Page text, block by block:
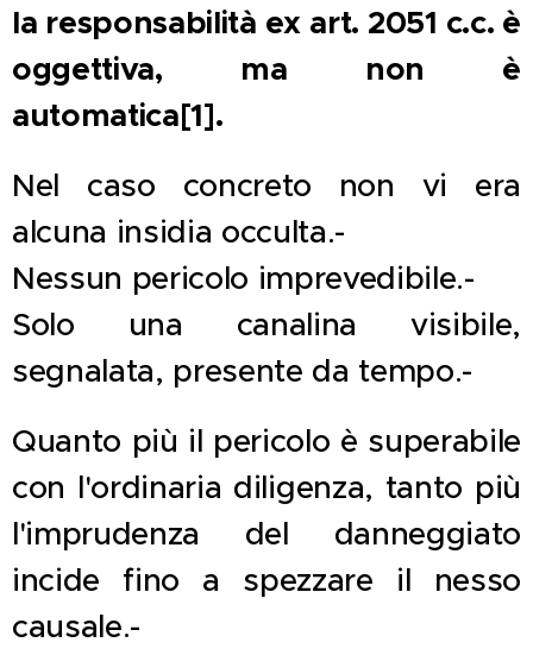
la responsabilità ex art. 2051 c.c. è
oggettiva, ma non è
automatica[1].
Nel caso concreto non vi era
alcuna insidia occulta.-
Nessun pericolo imprevedibile.-
Solo una canalina visibile,
segnalata, presente da tempo.-
Quanto più il pericolo è superabile
con l'ordinaria diligenza, tanto più
l'imprudenza del danneggiato
incide fino a spezzare il nesso
causale.-